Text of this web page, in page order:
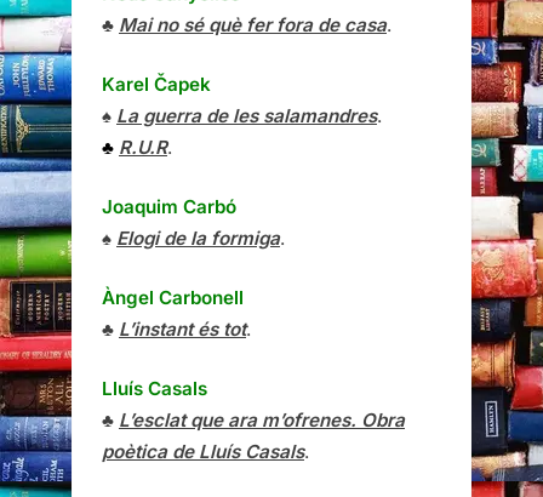
♣ Mai no sé què fer fora de casa.
Karel Čapek
♠ La guerra de les salamandres.
♣ R.U.R.
Joaquim Carbó
♠ Elogi de la formiga.
Àngel Carbonell
♣ L’instant és tot.
Lluís Casals
♣ L’esclat que ara m’ofrenes. Obra
poètica de Lluís Casals.